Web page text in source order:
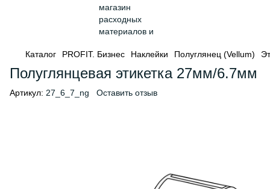
Каталог PROFIT. Бизнес Наклейки Полуглянец (Vellum)
Полуглянцевая этикетка 27мм/6.7мм
Артикул: 27_6_7_ng Оставить отзыв